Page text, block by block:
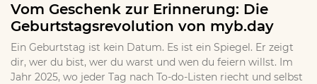
Vom Geschenk zur Erinnerung: Die
Geburtstagsrevolution von myb.day
Ein Geburtstag ist kein Datum. Es ist ein Spiegel. Er zeigt
dir, wer du bist, wer du warst und wen du feiern willst. Im
Jahr 2025, wo jeder Tag nach To-do-Listen riecht und selbst